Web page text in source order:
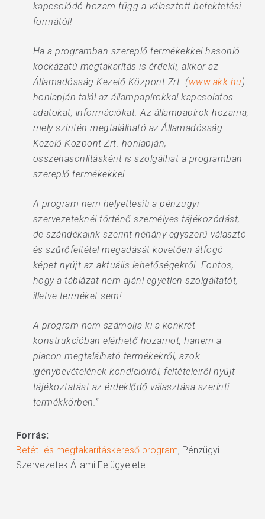
kapcsolódó hozam függ a választott befektetési
formától!
Ha a programban szereplő termékekkel hasonló
kockázatú megtakarítás is érdekli, akkor az
Államadósság Kezelő Központ Zrt. (www.akk.hu)
honlapján talál az állampapírokkal kapcsolatos
adatokat, információkat. Az állampapírok hozama,
mely szintén megtalálható az Államadósság
Kezelő Központ Zrt. honlapján,
összehasonlításként is szolgálhat a programban
szereplő termékekkel.
A program nem helyettesíti a pénzügyi
szervezeteknél történő személyes tájékozódást,
de szándékaink szerint néhány egyszerű választó
és szűrőfeltétel megadását követően átfogó
képet nyújt az aktuális lehetőségekről. Fontos,
hogy a táblázat nem ajánl egyetlen szolgáltatót,
illetve terméket sem!
A program nem számolja ki a konkrét
konstrukcióban elérhető hozamot, hanem a
piacon megtalálható termékekről, azok
igénybevételének kondícióiról, feltételeiről nyújt
tájékoztatást az érdeklődő választása szerinti
termékkörben.”
Forrás:
Betét- és megtakarításkereső program, Pénzügyi
Szervezetek Állami Felügyelete